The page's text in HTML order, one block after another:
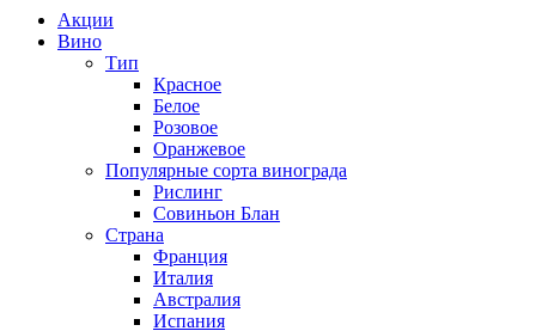
Акции
Вино
Тип
Красное
Белое
Розовое
Оранжевое
Популярные сорта винограда
Рислинг
Совиньон Блан
Страна
Франция
Италия
Австралия
Испания